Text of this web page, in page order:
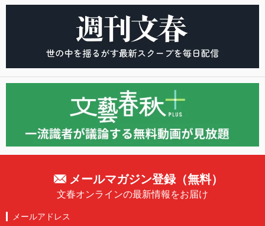
メールマガジン登録（無料）
文春オンラインの最新情報をお届け
メールアドレス